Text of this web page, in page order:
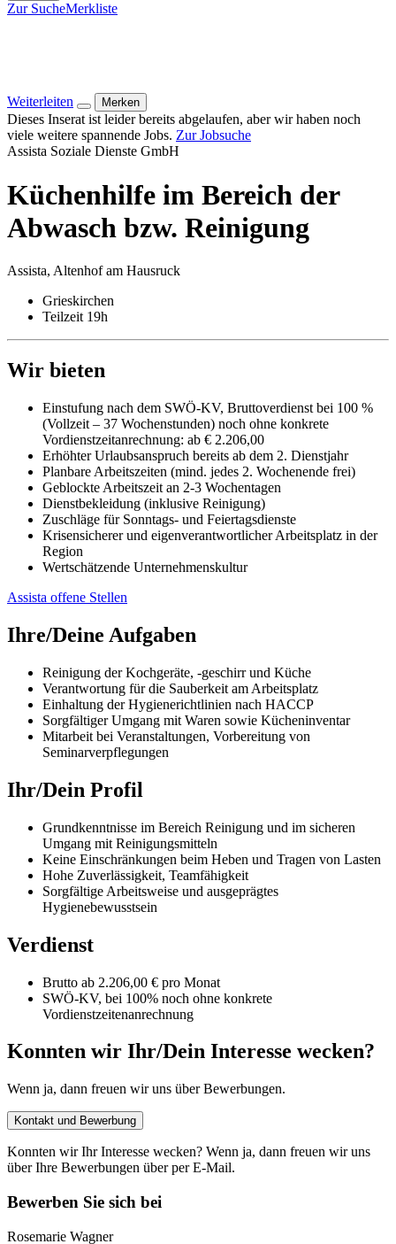
Zur SucheMerkliste
Weiterleiten Merken
Dieses Inserat ist leider bereits abgelaufen, aber wir haben noch
viele weitere spannende Jobs. Zur Jobsuche
Assista Soziale Dienste GmbH
Küchenhilfe im Bereich der
Abwasch bzw. Reinigung
Assista, Altenhof am Hausruck
Grieskirchen
Teilzeit 19h
Wir bieten
Einstufung nach dem SWÖ-KV, Bruttoverdienst bei 100 %
(Vollzeit – 37 Wochenstunden) noch ohne konkrete
Vordienstzeitanrechnung: ab € 2.206,00
Erhöhter Urlaubsanspruch bereits ab dem 2. Dienstjahr
Planbare Arbeitszeiten (mind. jedes 2. Wochenende frei)
Geblockte Arbeitszeit an 2-3 Wochentagen
Dienstbekleidung (inklusive Reinigung)
Zuschläge für Sonntags- und Feiertagsdienste
Krisensicherer und eigenverantwortlicher Arbeitsplatz in der
Region
Wertschätzende Unternehmenskultur
Assista offene Stellen
Ihre/Deine Aufgaben
Reinigung der Kochgeräte, -geschirr und Küche
Verantwortung für die Sauberkeit am Arbeitsplatz
Einhaltung der Hygienerichtlinien nach HACCP
Sorgfältiger Umgang mit Waren sowie Kücheninventar
Mitarbeit bei Veranstaltungen, Vorbereitung von
Seminarverpflegungen
Ihr/Dein Profil
Grundkenntnisse im Bereich Reinigung und im sicheren
Umgang mit Reinigungsmitteln
Keine Einschränkungen beim Heben und Tragen von Lasten
Hohe Zuverlässigkeit, Teamfähigkeit
Sorgfältige Arbeitsweise und ausgeprägtes
Hygienebewusstsein
Verdienst
Brutto ab 2.206,00 € pro Monat
SWÖ-KV, bei 100% noch ohne konkrete
Vordienstzeitenanrechnung
Konnten wir Ihr/Dein Interesse wecken?
Wenn ja, dann freuen wir uns über Bewerbungen.
Kontakt und Bewerbung
Konnten wir Ihr Interesse wecken? Wenn ja, dann freuen wir uns
über Ihre Bewerbungen über per E-Mail.
Bewerben Sie sich bei
Rosemarie Wagner